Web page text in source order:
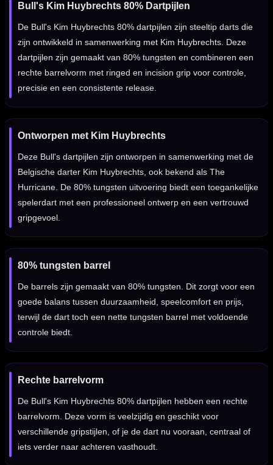
Bull's Kim Huybrechts 80% Dartpijlen
De Bull's Kim Huybrechts 80% dartpijlen zijn steeltip darts die
zijn ontwikkeld in samenwerking met Kim Huybrechts. Deze
dartpijlen zijn gemaakt van 80% tungsten en combineren een
rechte barrelvorm met ringed en incision grip voor controle,
precisie en een consistente release.
Ontworpen met Kim Huybrechts
Deze Bull's dartpijlen zijn ontworpen in samenwerking met de
Belgische darter Kim Huybrechts, ook bekend als The
Hurricane. De 80% tungsten uitvoering biedt een toegankelijke
spelerdart met een professioneel ontwerp en een vertrouwd
gripgevoel.
80% tungsten barrel
De barrels zijn gemaakt van 80% tungsten. Dit zorgt voor een
goede balans tussen duurzaamheid, speelcomfort en prijs,
terwijl de dart toch een nette tungsten barrel met voldoende
controle biedt.
Rechte barrelvorm
De Bull's Kim Huybrechts 80% dartpijlen hebben een rechte
barrelvorm. Deze vorm is veelzijdig en geschikt voor
verschillende gripstijlen, of je de dart nu vooraan, centraal of
iets verder naar achteren vasthoudt.